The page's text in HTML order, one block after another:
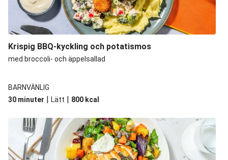
Krispig BBQ-kyckling och potatismos
med broccoli- och äppelsallad
BARNVÄNLIG
30 minuter | Lätt | 800 kcal